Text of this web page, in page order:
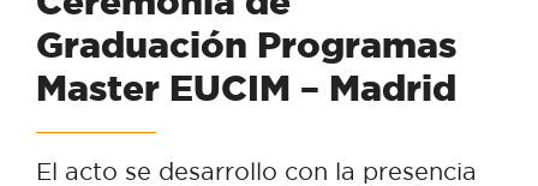
Graduación Programas
Master EUCIM – Madrid
El acto se desarrollo con la presencia